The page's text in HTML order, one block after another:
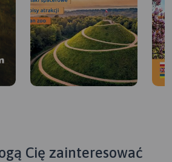
Cię zainteresować